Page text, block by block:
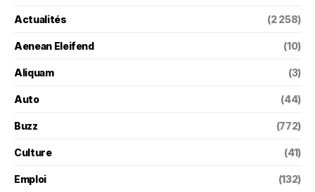
Actualités (2 258)
Aenean Eleifend (10)
Aliquam (3)
Auto (44)
Buzz (772)
Culture (41)
Emploi (132)